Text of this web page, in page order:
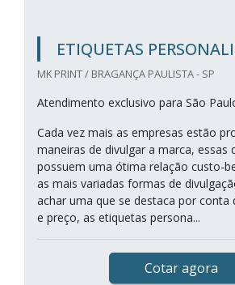
ETIQUETAS
MK PRINT / BRAGANÇA PAULISTA - SP
Atendimento exclusivo para São
Cada vez mais as empresas estão
maneiras de divulgar a marca, essas
possuem uma ótima relação custo-
as mais variadas formas de
achar uma que se destaca por conta
e preço, as etiquetas persona...
Cotar agora